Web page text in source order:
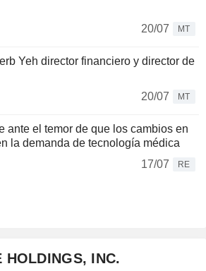
20/07
MT
Yeh director financiero y director de
20/07
MT
ante el temor de que los cambios en
la demanda de tecnología médica
17/07
RE
HOLDINGS, INC.